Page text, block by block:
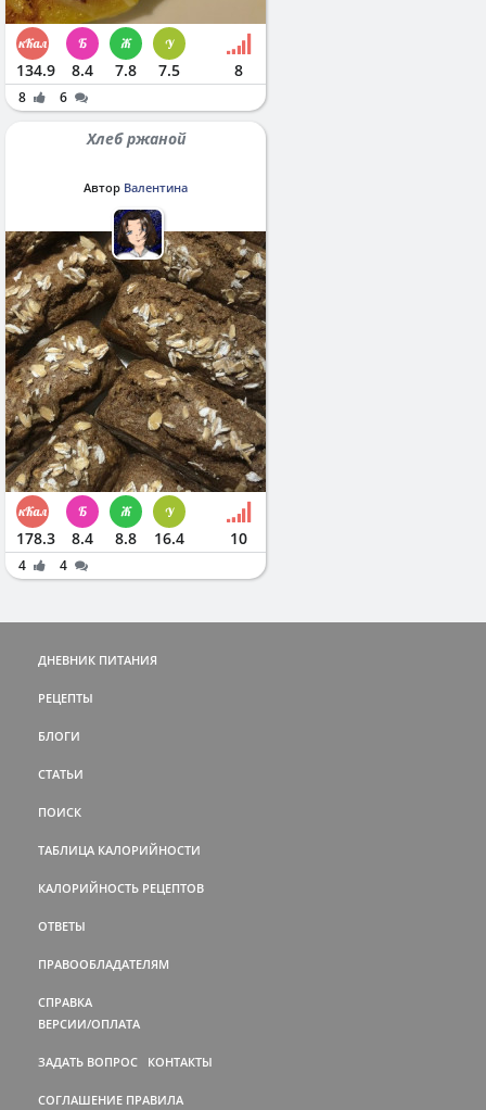
134.9 8.4 7.8 7.5 8
8 6
Хлеб ржаной
Автор Валентина
178.3 8.4 8.8 16.4 10
4 4
ДНЕВНИК ПИТАНИЯ
РЕЦЕПТЫ
БЛОГИ
СТАТЬИ
ПОИСК
ТАБЛИЦА КАЛОРИЙНОСТИ
КАЛОРИЙНОСТЬ РЕЦЕПТОВ
ОТВЕТЫ
ПРАВООБЛАДАТЕЛЯМ
СПРАВКА
ВЕРСИИ/ОПЛАТА
ЗАДАТЬ ВОПРОС КОНТАКТЫ
СОГЛАШЕНИЕ ПРАВИЛА